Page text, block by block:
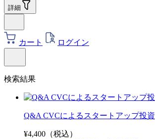
詳細
カート ログイン
検索結果
Q&A CVCによるスタートアップ投資
¥4,400 （税込）